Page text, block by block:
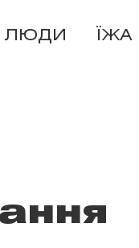
ЛЮДИ ЇЖА